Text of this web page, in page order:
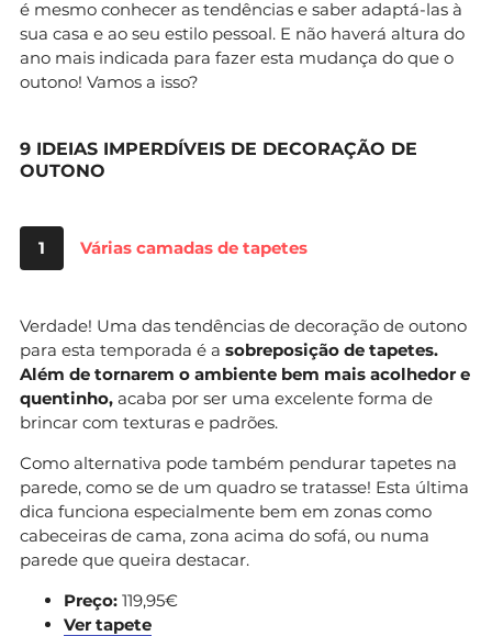
é mesmo conhecer as tendências e saber adaptá-las à
sua casa e ao seu estilo pessoal. E não haverá altura do
ano mais indicada para fazer esta mudança do que o
outono! Vamos a isso?
9 IDEIAS IMPERDÍVEIS DE DECORAÇÃO DE
OUTONO
1 Várias camadas de tapetes
Verdade! Uma das tendências de decoração de outono
para esta temporada é a sobreposição de tapetes.
Além de tornarem o ambiente bem mais acolhedor e
quentinho, acaba por ser uma excelente forma de
brincar com texturas e padrões.
Como alternativa pode também pendurar tapetes na
parede, como se de um quadro se tratasse! Esta última
dica funciona especialmente bem em zonas como
cabeceiras de cama, zona acima do sofá, ou numa
parede que queira destacar.
Preço: 119,95€
Ver tapete